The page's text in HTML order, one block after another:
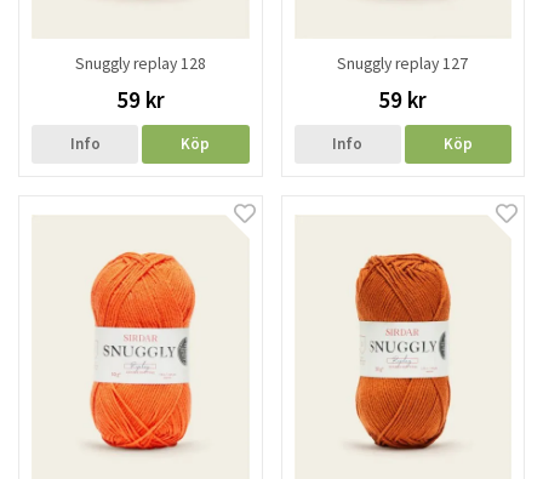
Snuggly replay 128
59 kr
Info Köp
Snuggly replay 127
59 kr
Info Köp